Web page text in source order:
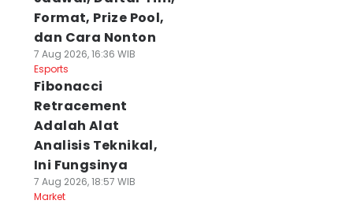
Format, Prize Pool,
dan Cara Nonton
7 Aug 2026, 16:36 WIB
Esports
Fibonacci
Retracement
Adalah Alat
Analisis Teknikal,
Ini Fungsinya
7 Aug 2026, 18:57 WIB
Market